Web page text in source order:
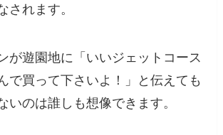
されます。
が遊園地に「いいジェットコース
で買って下さいよ！」と伝えても
いのは誰しも想像できます。